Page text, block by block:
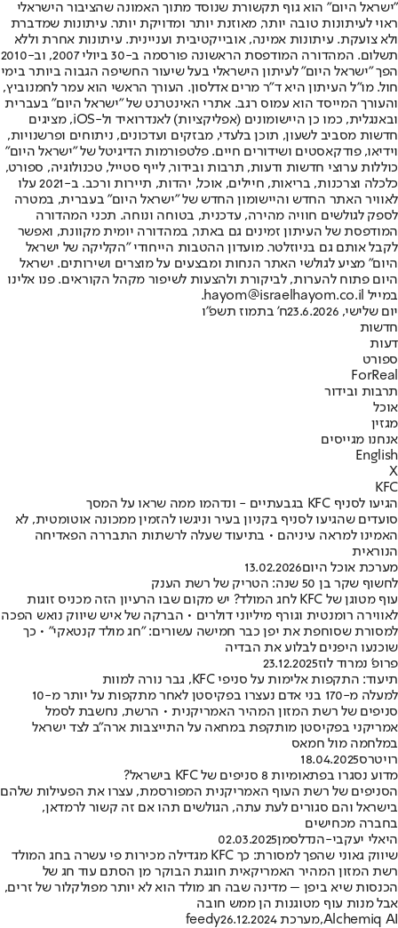
"ישראל היום" הוא גוף תקשורת שנוסד מתוך האמונה שהציבור הישראלי
ראוי לעיתונות טובה יותר, מאוזנת יותר ומדויקת יותר. עיתונות שמדברת
ולא צועקת. עיתונות אמינה, אובייקטיבית ועניינית. עיתונות אחרת וללא
תשלום. המהדורה המודפסת הראשונה פורסמה ב-30 ביולי 2007, וב-2010
הפך "ישראל היום" לעיתון הישראלי בעל שיעור החשיפה הגבוה ביותר בימי
חול. מו"ל העיתון היא ד"ר מרים אדלסון. העורך הראשי הוא עמר לחמנוביץ,
והעורך המייסד הוא עמוס רגב. אתרי האינטרנט של "ישראל היום" בעברית
ובאנגלית, כמו כן היישומונים (אפליקציות) לאנדרואיד ול-iOS, מציגים
חדשות מסביב לשעון, תוכן בלעדי, מבזקים ועדכונים, ניתוחים ופרשנויות,
וידיאו, פודקאסטים ושידורים חיים. פלטפורמות הדיגיטל של "ישראל היום"
כוללות ערוצי חדשות ודעות, תרבות ובידור, לייף סטייל, טכנולוגיה, ספורט,
כלכלה וצרכנות, בריאות, חיילים, אוכל, יהדות, תיירות ורכב. ב-2021 עלו
לאוויר האתר החדש והיישומון החדש של "ישראל היום" בעברית, במטרה
לספק לגולשים חוויה מהירה, עדכנית, בטוחה ונוחה. תכני המהדורה
המודפסת של העיתון זמינים גם באתר, במהדורה יומית מקוונת, ואפשר
לקבל אותם גם בניוזלטר. מועדון ההטבות הייחודי "הקליקה של ישראל
היום" מציע לגולשי האתר הנחות ומבצעים על מוצרים ושירותים. ישראל
היום פתוח להערות, לביקורת ולהצעות לשיפור מקהל הקוראים. פנו אלינו
במייל hayom@israelhayom.co.il.
יום שלישי, 23.6.2026
ח' בתמוז תשפ"ו
חדשות
דעות
ספורט
ForReal
תרבות ובידור
אוכל
מגזין
אנחנו מגייסים
English
X
KFC
הגיעו לסניף KFC בגבעתיים - ונדהמו ממה שראו על המסך
סועדים שהגיעו לסניף בקניון בעיר וניגשו להזמין ממכונה אוטומטית, לא
האמינו למראה עיניהם • בתיעוד שעלה לרשתות התבררה הפאדיחה
הנוראית
מערכת אוכל היום13.02.2026
לחשוף שקר בן 50 שנה: הטריק של רשת הענק
עוף מטוגן של KFC לחג המולד? יש מקום שבו הרעיון הזה מכניס זוגות
לאווירה רומנטית וגורף מיליוני דולרים • הברקה של איש שיווק נואש הפכה
למסורת שסוחפת את יפן כבר חמישה עשורים: "חג מולד קנטאקי" • כך
שוכנעו היפנים לבלוע את הבדיה
פרופ' נמרוד לוז23.12.2025
תיעוד: התקפות אלימות על סניפי KFC, גבר נורה למוות
למעלה מ-170 בני אדם נעצרו בפקיסטן לאחר מתקפות על יותר מ-10
סניפים של רשת המזון המהיר האמריקנית • הרשת, נחשבת לסמל
אמריקני בפקיסטן מותקפת במחאה על התייצבות ארה״ב לצד ישראל
במלחמה מול חמאס
רויטרס18.04.2025
מדוע נסגרו בפתאומיות 8 סניפים של KFC בישראל?
הסניפים של רשת העוף האמריקנית המפורסמת, עצרו את הפעילות שלהם
בישראל והם סגורים לעת עתה, הגולשים תהו אם זה קשור לרמדאן,
בחברה מכחישים
היאלי יעקבי-הנדלסמן02.03.2025
שיווק גאוני שהפך למסורת: כך KFC מגדילה מכירות פי עשרה בחג המולד
רשת המזון המהיר האמריקאית חוגגת הבוקר מן הסתם עוד חג של
הכנסות שיא ביפן – מדינה שבה חג מולד הוא לא יותר מפולקלור של זרים,
אבל מנות עוף מטוגנות הן ממש חובה
Alchemiq AI
,מערכת feedy26.12.2024